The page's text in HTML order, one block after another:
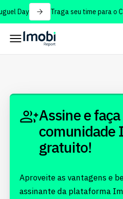
Day Traga seu time para o
Assine e
comunidade
gratuito!
Aproveite as vantagens e
assinante da plataforma